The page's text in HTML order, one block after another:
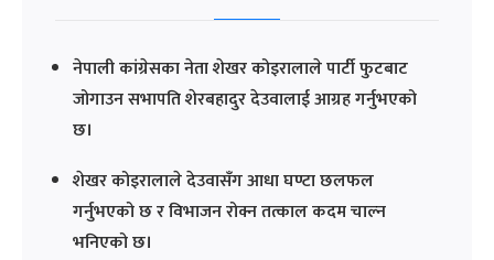
नेपाली कांग्रेसका नेता शेखर कोइरालाले पार्टी फुटबाट
जोगाउन सभापति शेरबहादुर देउवालाई आग्रह गर्नुभएको
छ।
शेखर कोइरालाले देउवासँग आधा घण्टा छलफल
गर्नुभएको छ र विभाजन रोक्न तत्काल कदम चाल्न
भनिएको छ।